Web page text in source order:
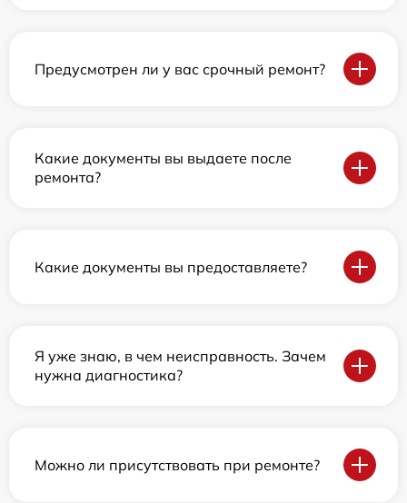
Предусмотрен ли у вас срочный ремонт?
Какие документы вы выдаете после
ремонта?
Какие документы вы предоставляете?
Я уже знаю, в чем неисправность. Зачем
нужна диагностика?
Можно ли присутствовать при ремонте?